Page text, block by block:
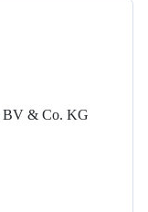
BV & Co. KG